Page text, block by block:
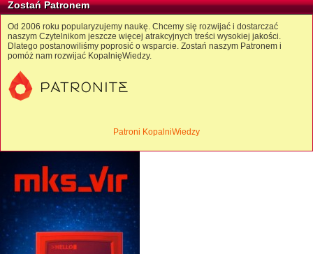
Zostań Patronem
Od 2006 roku popularyzujemy naukę. Chcemy się rozwijać i dostarczać
naszym Czytelnikom jeszcze więcej atrakcyjnych treści wysokiej jakości.
Dlatego postanowiliśmy poprosić o wsparcie. Zostań naszym Patronem i
pomóż nam rozwijać KopalnięWiedzy.
Patroni KopalniWiedzy